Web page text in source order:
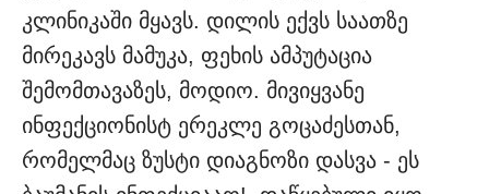
კლინიკაში მყავს. დილის ექვს საათზე
მირეკავს მამუკა, ფეხის ამპუტაცია
შემომთავაზეს, მოდიო. მივიყვანე
ინფექციონისტ ერეკლე გოცაძესთან,
რომელმაც ზუსტი დიაგნოზი დასვა - ეს